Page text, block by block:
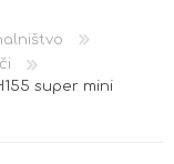
super mini